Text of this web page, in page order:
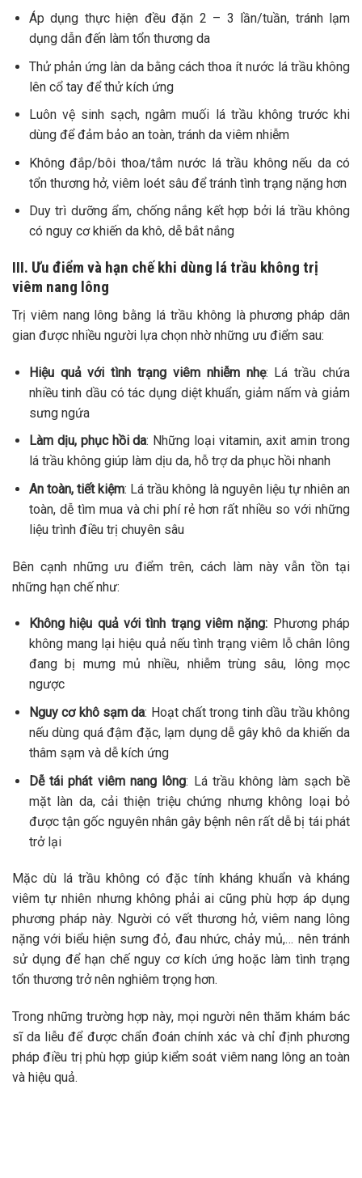
Áp dụng thực hiện đều đặn 2 – 3 lần/tuần, tránh lạm
dụng dẫn đến làm tổn thương da
Thử phản ứng làn da bằng cách thoa ít nước lá trầu không
lên cổ tay để thử kích ứng
Luôn vệ sinh sạch, ngâm muối lá trầu không trước khi
dùng để đảm bảo an toàn, tránh da viêm nhiễm
Không đắp/bôi thoa/tắm nước lá trầu không nếu da có
tổn thương hở, viêm loét sâu để tránh tình trạng nặng hơn
Duy trì dưỡng ẩm, chống nắng kết hợp bởi lá trầu không
có nguy cơ khiến da khô, dễ bắt nắng
III. Ưu điểm và hạn chế khi dùng lá trầu không trị
viêm nang lông
Trị viêm nang lông bằng lá trầu không là phương pháp dân
gian được nhiều người lựa chọn nhờ những ưu điểm sau:
Hiệu quả với tình trạng viêm nhiễm nhẹ: Lá trầu chứa
nhiều tinh dầu có tác dụng diệt khuẩn, giảm nấm và giảm
sưng ngứa
Làm dịu, phục hồi da: Những loại vitamin, axit amin trong
lá trầu không giúp làm dịu da, hỗ trợ da phục hồi nhanh
An toàn, tiết kiệm: Lá trầu không là nguyên liệu tự nhiên an
toàn, dễ tìm mua và chi phí rẻ hơn rất nhiều so với những
liệu trình điều trị chuyên sâu
Bên cạnh những ưu điểm trên, cách làm này vẫn tồn tại
những hạn chế như:
Không hiệu quả với tình trạng viêm nặng: Phương pháp
không mang lại hiệu quả nếu tình trạng viêm lỗ chân lông
đang bị mưng mủ nhiều, nhiễm trùng sâu, lông mọc
ngược
Nguy cơ khô sạm da: Hoạt chất trong tinh dầu trầu không
nếu dùng quá đậm đặc, lạm dụng dễ gây khô da khiến da
thâm sạm và dễ kích ứng
Dễ tái phát viêm nang lông: Lá trầu không làm sạch bề
mặt làn da, cải thiện triệu chứng nhưng không loại bỏ
được tận gốc nguyên nhân gây bệnh nên rất dễ bị tái phát
trở lại
Mặc dù lá trầu không có đặc tính kháng khuẩn và kháng
viêm tự nhiên nhưng không phải ai cũng phù hợp áp dụng
phương pháp này. Người có vết thương hở, viêm nang lông
nặng với biểu hiện sưng đỏ, đau nhức, chảy mủ,… nên tránh
sử dụng để hạn chế nguy cơ kích ứng hoặc làm tình trạng
tổn thương trở nên nghiêm trọng hơn.
Trong những trường hợp này, mọi người nên thăm khám bác
sĩ da liễu để được chẩn đoán chính xác và chỉ định phương
pháp điều trị phù hợp giúp kiểm soát viêm nang lông an toàn
và hiệu quả.